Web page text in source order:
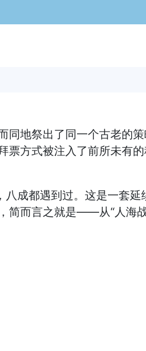
地祭出了同一个古老的
方式被注入了前所未有
成都遇到过。这是一套
而言之就是——从“人海战